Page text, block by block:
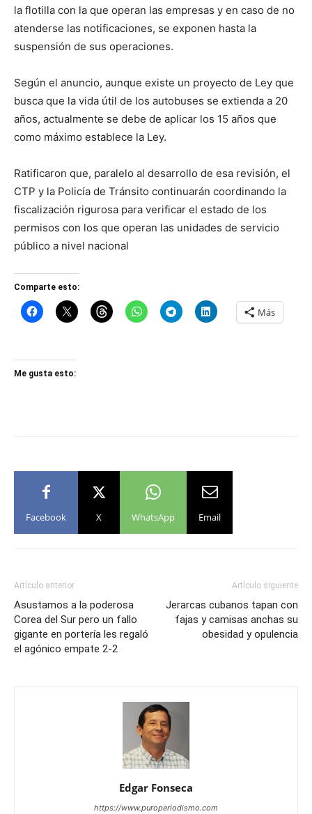
la flotilla con la que operan las empresas y en caso de no
atenderse las notificaciones, se exponen hasta la
suspensión de sus operaciones.
Según el anuncio, aunque existe un proyecto de Ley que
busca que la vida útil de los autobuses se extienda a 20
años, actualmente se debe de aplicar los 15 años que
como máximo establece la Ley.
Ratificaron que, paralelo al desarrollo de esa revisión, el
CTP y la Policía de Tránsito continuarán coordinando la
fiscalización rigurosa para verificar el estado de los
permisos con los que operan las unidades de servicio
público a nivel nacional
Comparte esto:
Más
Me gusta esto:
Facebook X WhatsApp Email
Artículo anterior
Asustamos a la poderosa
Corea del Sur pero un fallo
gigante en portería les regaló
el agónico empate 2-2
Artículo siguiente
Jerarcas cubanos tapan con
fajas y camisas anchas su
obesidad y opulencia
Edgar Fonseca
https://www.puroperiodismo.com